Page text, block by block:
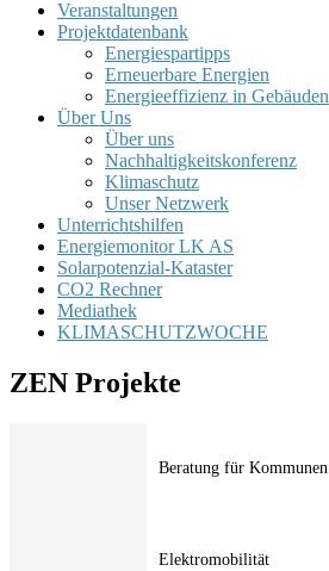
Veranstaltungen
Projektdatenbank
Energiespartipps
Erneuerbare Energien
Energieeffizienz in Gebäuden
Über Uns
Über uns
Nachhaltigkeitskonferenz
Klimaschutz
Unser Netzwerk
Unterrichtshilfen
Energiemonitor LK AS
Solarpotenzial-Kataster
CO2 Rechner
Mediathek
KLIMASCHUTZWOCHE
ZEN Projekte
Beratung für Kommunen
Elektromobilität